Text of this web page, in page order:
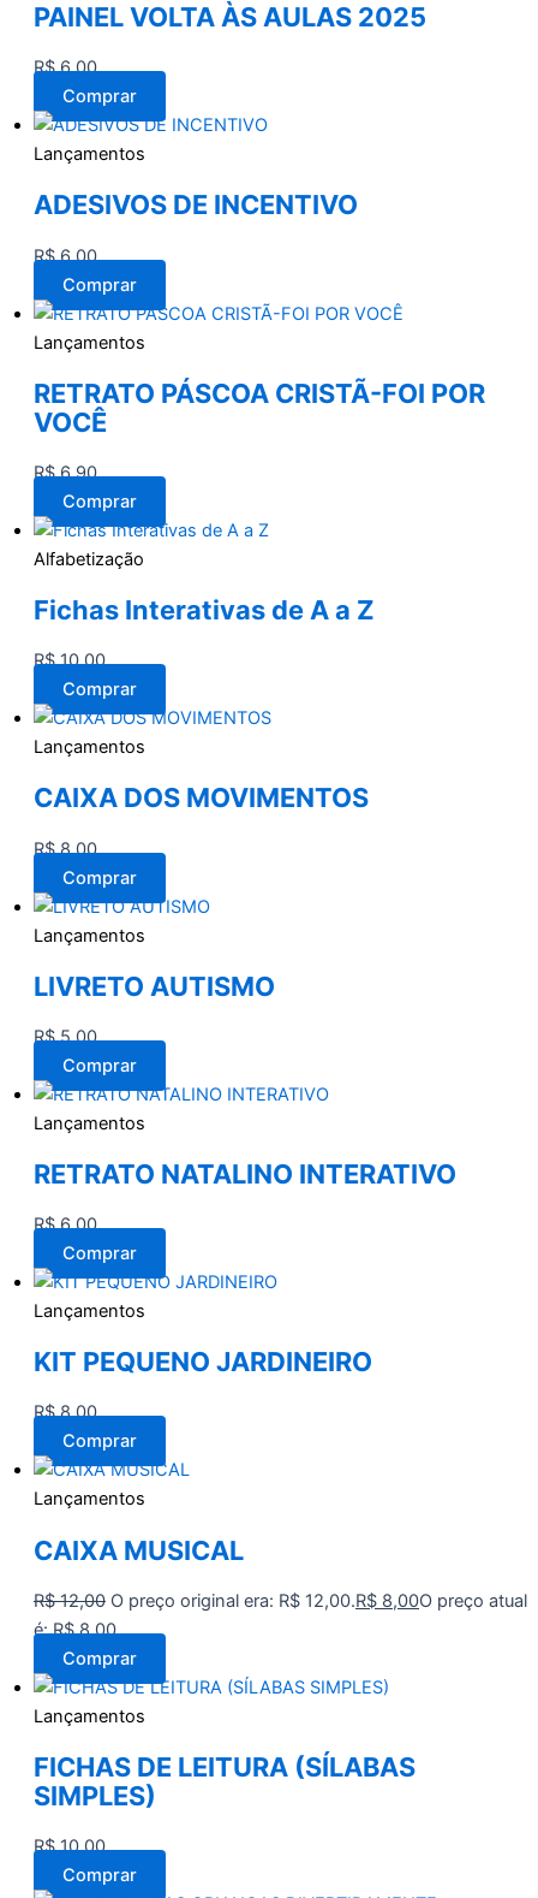
PAINEL VOLTA ÀS AULAS 2025
R$6,00
Comprar
Lançamentos
ADESIVOS DE INCENTIVO
R$6,00
Comprar
Lançamentos
RETRATO PÁSCOA CRISTÃ-FOI POR
VOCÊ
R$6,90
Comprar
Alfabetização
Fichas Interativas de A a Z
R$10,00
Comprar
Lançamentos
CAIXA DOS MOVIMENTOS
R$8,00
Comprar
Lançamentos
LIVRETO AUTISMO
R$5,00
Comprar
Lançamentos
RETRATO NATALINO INTERATIVO
R$6,00
Comprar
Lançamentos
KIT PEQUENO JARDINEIRO
R$8,00
Comprar
Lançamentos
CAIXA MUSICAL
R$12,00 O preço original era: R$ 12,00.R$ 8,00O preço atual
é: R$ 8,00.
Comprar
Lançamentos
FICHAS DE LEITURA (SÍLABAS
SIMPLES)
R$10,00
Comprar